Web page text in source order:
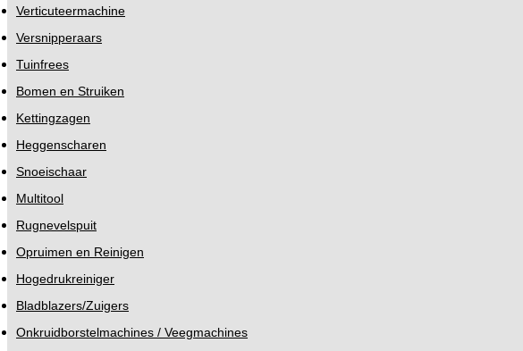
Verticuteermachine
Versnipperaars
Tuinfrees
Bomen en Struiken
Kettingzagen
Heggenscharen
Snoeischaar
Multitool
Rugnevelspuit
Opruimen en Reinigen
Hogedrukreiniger
Bladblazers/Zuigers
Onkruidborstelmachines / Veegmachines